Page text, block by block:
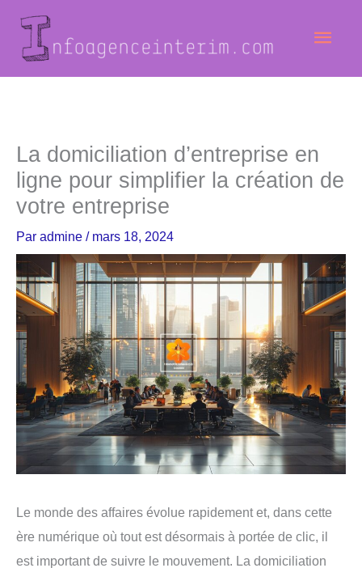
contenu
La domiciliation d’entreprise en
ligne pour simplifier la création de
votre entreprise
Par admine / mars 18, 2024
Le monde des affaires évolue rapidement et, dans cette
ère numérique où tout est désormais à portée de clic, il
est important de suivre le mouvement. La domiciliation